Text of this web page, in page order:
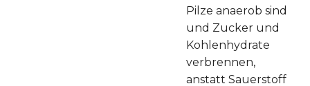
Pilze anaerob sind
und Zucker und
Kohlenhydrate
verbrennen,
anstatt Sauerstoff